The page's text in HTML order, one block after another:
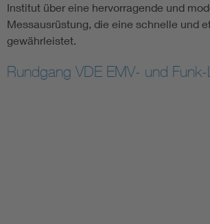
Institut über eine hervorragende und
Messausrüstung, die eine schnelle und
gewährleistet.
Rundgang VDE EMV- und